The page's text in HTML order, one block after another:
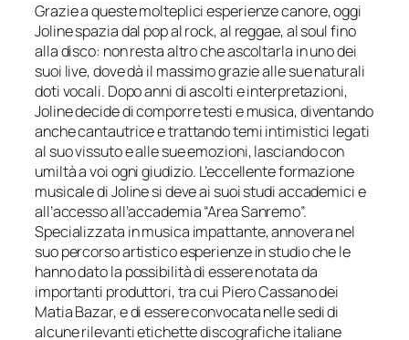
Grazie a queste molteplici esperienze canore, oggi
Joline spazia dal pop al rock, al reggae, al soul fino
alla disco: non resta altro che ascoltarla in uno dei
suoi live, dove dà il massimo grazie alle sue naturali
doti vocali. Dopo anni di ascolti e interpretazioni,
Joline decide di comporre testi e musica, diventando
anche cantautrice e trattando temi intimistici legati
al suo vissuto e alle sue emozioni, lasciando con
umiltà a voi ogni giudizio. L’eccellente formazione
musicale di Joline si deve ai suoi studi accademici e
all’accesso all’accademia “Area Sanremo”.
Specializzata in musica impattante, annovera nel
suo percorso artistico esperienze in studio che le
hanno dato la possibilità di essere notata da
importanti produttori, tra cui Piero Cassano dei
Matia Bazar, e di essere convocata nelle sedi di
alcune rilevanti etichette discografiche italiane